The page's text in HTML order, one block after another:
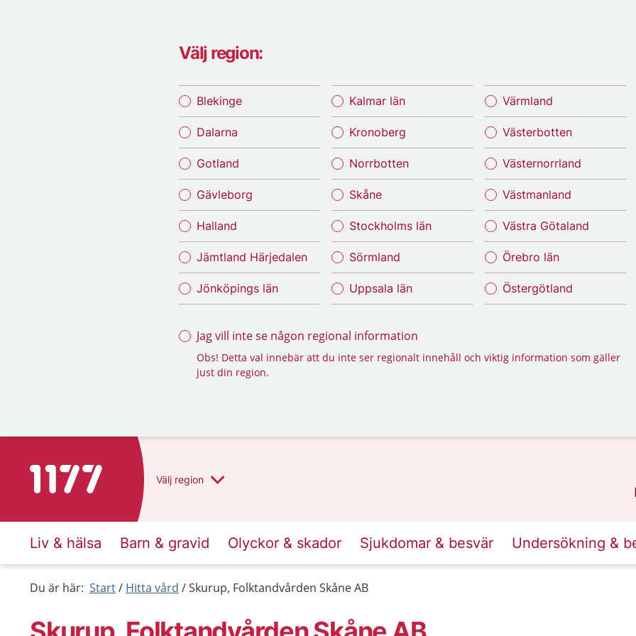
Välj region:
Blekinge
Dalarna
Gotland
Gävleborg
Halland
Jämtland Härjedalen
Jönköpings län
Kalmar län
Kronoberg
Norrbotten
Skåne
Stockholms län
Sörmland
Uppsala län
Värmland
Västerbotten
Västernorrland
Västmanland
Västra Götaland
Örebro län
Östergötland
Jag vill inte se någon regional information
Obs! Detta val innebär att du inte ser regionalt innehåll och viktig information som gäller
just din region.
Till startsidan för 1177 Välj region
Liv & hälsa Barn & gravid Olyckor & skador Sjukdomar & besvär Undersökning &
Du är här: Start Hitta vård Skurup, Folktandvården Skåne AB